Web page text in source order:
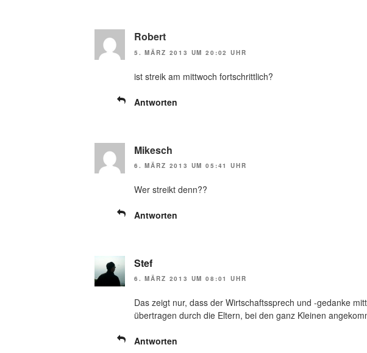
Robert
5. MÄRZ 2013 UM 20:02 UHR
ist streik am mittwoch fortschrittlich?
Antworten
Mikesch
6. MÄRZ 2013 UM 05:41 UHR
Wer streikt denn??
Antworten
Stef
6. MÄRZ 2013 UM 08:01 UHR
Das zeigt nur, dass der Wirtschaftssprech und -gedanke
übertragen durch die Eltern, bei den ganz Kleinen
Antworten